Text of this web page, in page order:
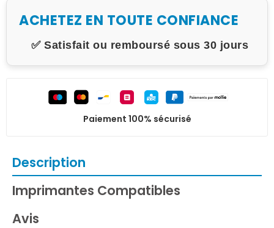
ACHETEZ EN TOUTE CONFIANCE
✅ Satisfait ou remboursé sous 30 jours
Paiement 100% sécurisé
Description
Imprimantes Compatibles
Avis